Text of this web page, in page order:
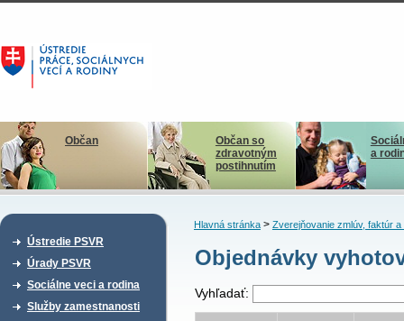
Občan
Občan so
zdravotným
postihnutím
a
Ústredie PSVR
Úrady PSVR
Sociálne veci a rodina
Služby zamestnanosti
Hlavná stránka> Zverejňovanie zmlúv, faktúr a
Objednávky
Vyhľadať: